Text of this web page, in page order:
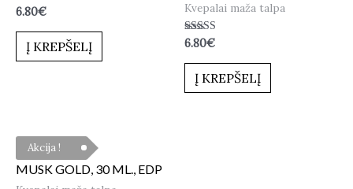
Įvertinimas:
iš
6.80€
Į KREPŠELĮ
Kvepalai maža talpa
Įvertinimas:
iš 5
6.80€
Į KREPŠELĮ
Akcija !
MUSK GOLD, 30 ML., EDP